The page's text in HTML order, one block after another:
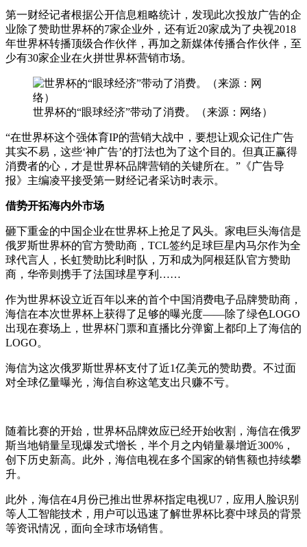
第一财经记者根据公开信息粗略统计，发现此次投放广告的企
业除了赞助世界杯的7家企业外，还有近20家成为了央视2018
年世界杯转播顶级合作伙伴，再加之新媒体传播合作伙伴，至
少有30家企业在火拼世界杯营销市场。
世界杯的“眼球经济”带动了消费。（来源：网络）
“在世界杯这个强体育IP的营销大战中，要想让观众记住广告
其实不易，这些‘神广告’的打法也为了这个目的。但真正赢得
消费者的心，才是世界杯品牌营销的关键所在。”《广告导
报》主编凌平接受第一财经记者采访时表示。
借势开拓海内外市场
砸下重金的中国企业在世界杯上抢足了风头。家电巨头海信是
俄罗斯世界杯的官方赞助商，TCL签约足球巨星内马尔作为全
球代言人，长虹赞助比利时队，万和成为阿根廷队官方赞助
商，华帝则携手了法国球星亨利……
作为世界杯设立近百年以来的首个中国消费电子品牌赞助商，
海信在本次世界杯上获得了足够的曝光度——除了绿色LOGO
出现在赛场上，世界杯门票和直播比分弹窗上都印上了海信的
LOGO。
海信为这次俄罗斯世界杯支付了近1亿美元的赞助费。不过面
对全球亿量曝光，海信自称这笔支出只赚不亏。
随着比赛的开始，世界杯品牌效应已经开始收割，海信在俄罗
斯当地销量呈现爆发式增长，半个月之内销量暴增近300%，
创下历史新高。此外，海信电视在多个国家的销售额也持续攀
升。
此外，海信在4月份已推出世界杯指定电视U7，应用人脸识别
等人工智能技术，用户可以迅速了解世界杯比赛中球员的背景
等资讯情况，面向全球市场销售。